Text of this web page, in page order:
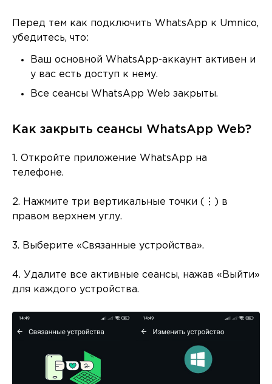
Перед тем как подключить WhatsApp к Umnico,
убедитесь, что:
Ваш основной WhatsApp-аккаунт активен и
у вас есть доступ к нему.
Все сеансы WhatsApp Web закрыты.
Как закрыть сеансы WhatsApp Web?
1. Откройте приложение WhatsApp на
телефоне.
2. Нажмите три вертикальные точки (⋮) в
правом верхнем углу.
3. Выберите «Связанные устройства».
4. Удалите все активные сеансы, нажав «Выйти»
для каждого устройства.